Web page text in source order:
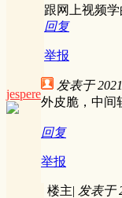
跟网上视频
回复
举报
jespere
发表于
外皮脆，中间
回复
举报
楼主| 发表于